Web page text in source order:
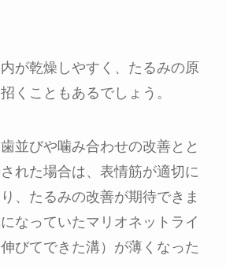
が乾燥しやすく、たるみの原
くこともあるでしょう。
並びや噛み合わせの改善とと
れた場合は、表情筋が適切に
、たるみの改善が期待できま
なっていたマリオネットライ
びてできた溝）が薄くなった